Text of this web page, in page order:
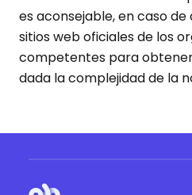
es aconsejable, en caso
sitios web oficiales de los
competentes para
dada la complejidad de la